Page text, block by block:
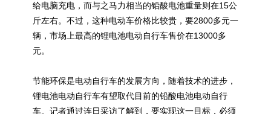
给电脑充电，而与之马力相当的铅酸电池重量则在15公
斤左右。不过，这种电动车价格比较贵，要2800多元一
辆，市场上最高的锂电池电动自行车售价在13000多
元。
节能环保是电动自行车的发展方向，随着技术的进步，
锂电池电动自行车有望取代目前的铅酸电池电动自行
车。记者通过连日采访了解到，要实现这一目标，必须